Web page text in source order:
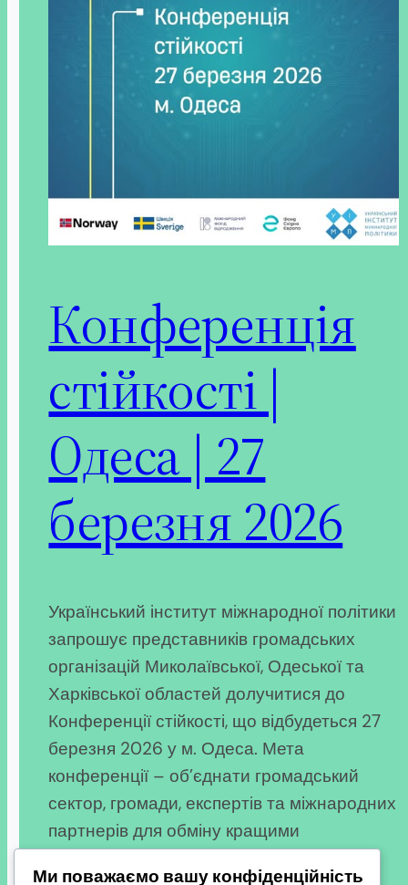
Конференція
стійкості |
Одеса | 27
березня 2026
Український інститут міжнародної політики
запрошує представників громадських
організацій Миколаївської, Одеської та
Харківської областей долучитися до
Конференції стійкості, що відбудеться 27
березня 2026 у м. Одеса. Мета
конференції – об’єднати громадський
сектор, громади, експертів та міжнародних
партнерів для обміну кращими
Ми поважаємо вашу конфіденційність